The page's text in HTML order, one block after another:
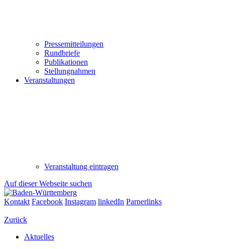
Pressemitteilungen
Rundbriefe
Publikationen
Stellungnahmen
Veranstaltungen
Veranstaltung eintragen
Auf dieser Webseite suchen
Kontakt Facebook Instagram linkedIn Parnerlinks
Zurück
Aktuelles